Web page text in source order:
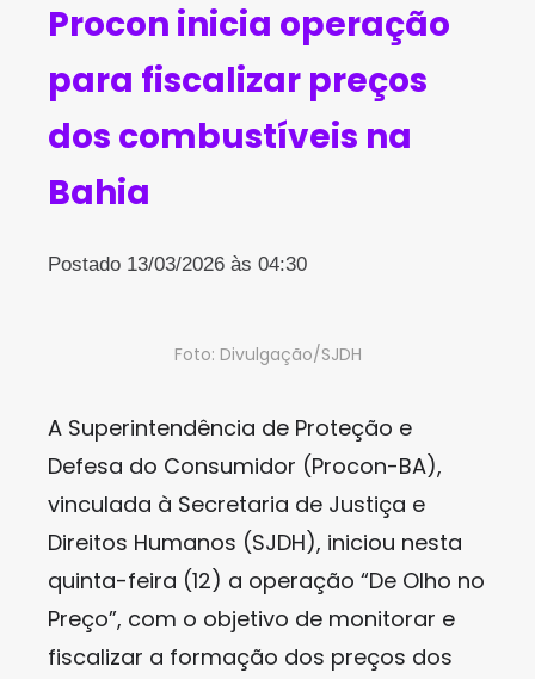
Procon inicia operação
para fiscalizar preços
dos combustíveis na
Bahia
Postado 13/03/2026 às 04:30
Foto: Divulgação/SJDH
A Superintendência de Proteção e
Defesa do Consumidor (Procon-BA),
vinculada à Secretaria de Justiça e
Direitos Humanos (SJDH), iniciou nesta
quinta-feira (12) a operação “De Olho no
Preço”, com o objetivo de monitorar e
fiscalizar a formação dos preços dos